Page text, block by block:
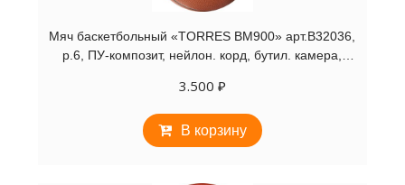
Мяч баскетбольный «TORRES BM900» арт.B32036,
р.6, ПУ-композит, нейлон. корд, бутил. камера,
3.500 ₽
В корзину